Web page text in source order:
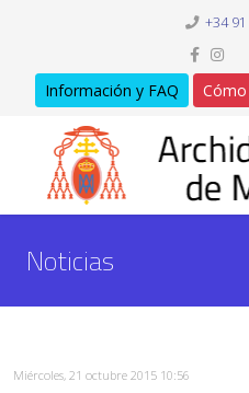
+34
Información y FAQ
Noticias
Miércoles, 21 octubre 2015 10:56